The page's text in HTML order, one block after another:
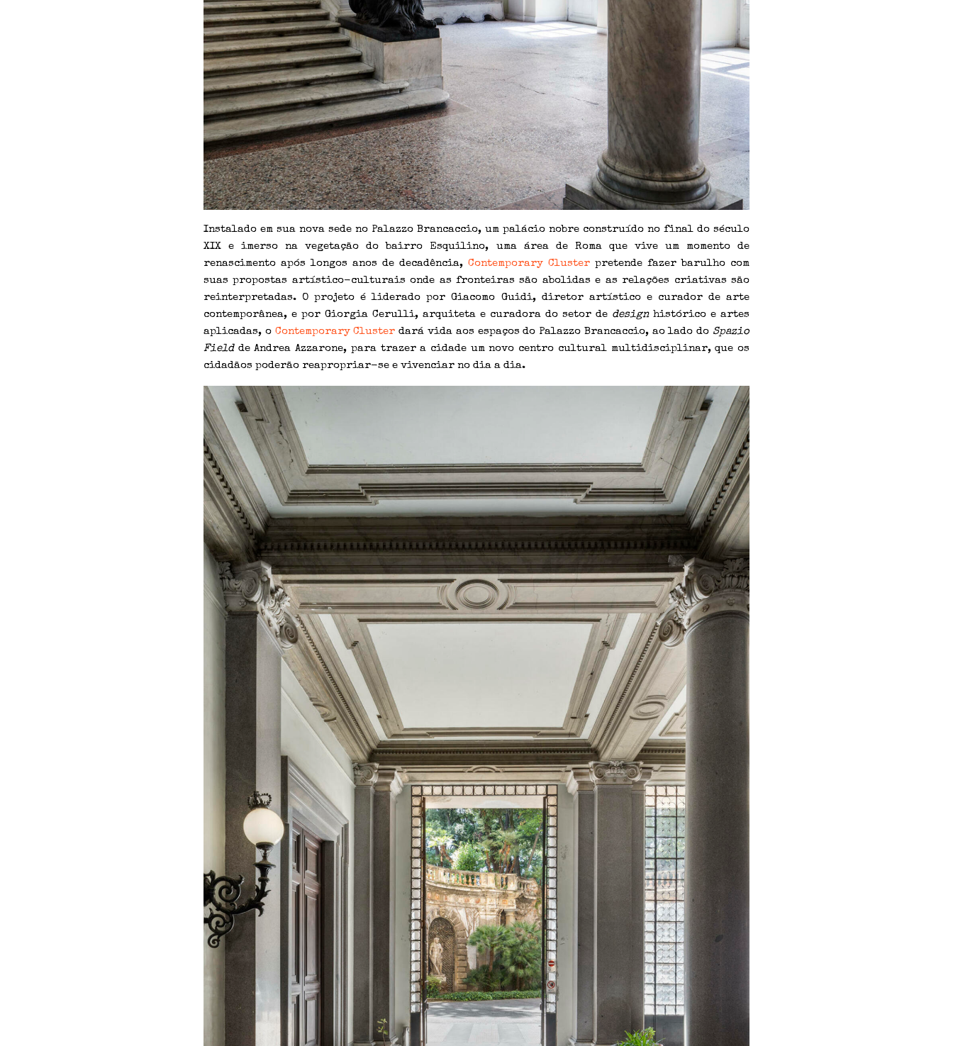
Instalado em sua nova sede no Palazzo Brancaccio, um palácio nobre construído no final do século
XIX e imerso na vegetação do bairro Esquilino, uma área de Roma que vive um momento de
renascimento após longos anos de decadência, Contemporary Cluster pretende fazer barulho com
suas propostas artístico-culturais onde as fronteiras são abolidas e as relações criativas são
reinterpretadas. O projeto é liderado por Giacomo Guidi, diretor artístico e curador de arte
contemporânea, e por Giorgia Cerulli, arquiteta e curadora do setor de designhistórico e artes
aplicadas, o Contemporary Cluster dará vida aos espaços do Palazzo Brancaccio, ao lado do Spazio
Fieldde Andrea Azzarone, para trazer a cidade um novo centro cultural multidisciplinar, que os
cidadãos poderão reapropriar-se e vivenciar no dia a dia.